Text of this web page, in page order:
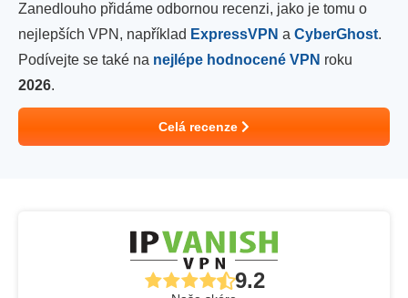
Zanedlouho přidáme odbornou recenzi, jako je tomu o
nejlepších VPN, například ExpressVPN a CyberGhost.
Podívejte se také na nejlépe hodnocené VPN roku
2026.
Celá recenze
9.2